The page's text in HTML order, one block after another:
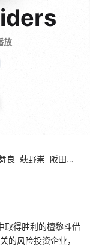
放
良 萩野崇 阪田雅信
得胜利的檀黎斗借
的风险投资企业，